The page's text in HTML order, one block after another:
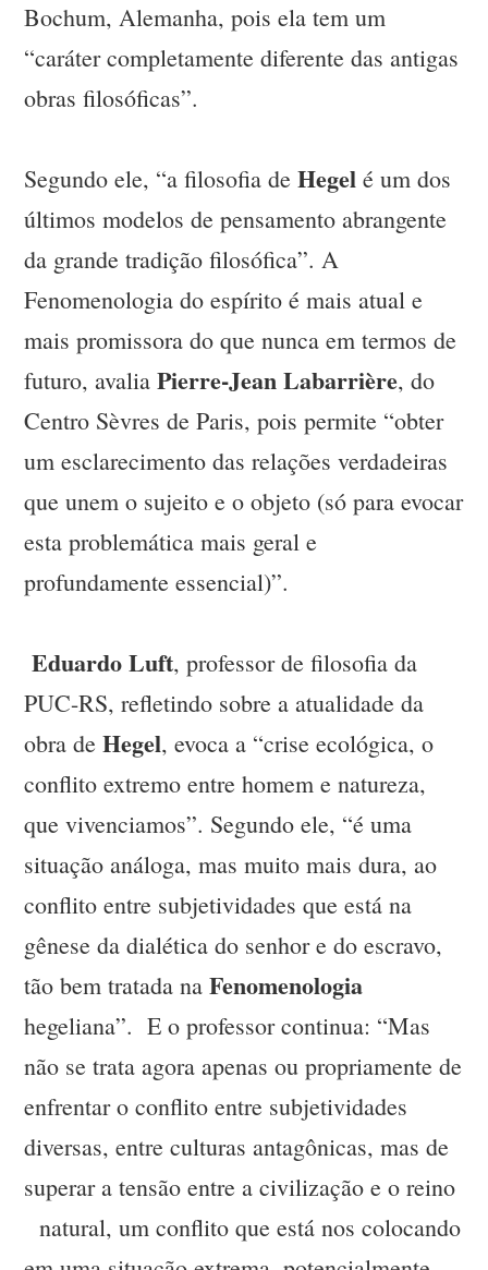
Bochum, Alemanha, pois ela tem um
“caráter completamente diferente das antigas
obras filosóficas”.
Segundo ele, “a filosofia deHegel é um dos
últimos modelos de pensamento abrangente
da grande tradição filosófica”. A
Fenomenologia do espírito é mais atual e
mais promissora do que nunca em termos de
futuro, avaliaPierre-Jean Labarrière, do
Centro Sèvres de Paris, pois permite “obter
um esclarecimento das relações verdadeiras
que unem o sujeito e o objeto (só para evocar
esta problemática mais geral e
profundamente essencial)”.
Eduardo Luft, professor de filosofia da
PUC-RS, refletindo sobre a atualidade da
obra deHegel, evoca a “crise ecológica, o
conflito extremo entre homem e natureza,
que vivenciamos”. Segundo ele, “é uma
situação análoga, mas muito mais dura, ao
conflito entre subjetividades que está na
gênese da dialética do senhor e do escravo,
tão bem tratada naFenomenologia
hegeliana”. E o professor continua: “Mas
não se trata agora apenas ou propriamente de
enfrentar o conflito entre subjetividades
diversas, entre culturas antagônicas, mas de
superar a tensão entre a civilização e o reino
natural, um conflito que está nos colocando